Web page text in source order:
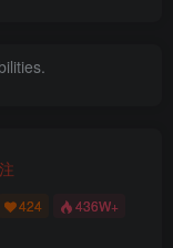
424 436W+